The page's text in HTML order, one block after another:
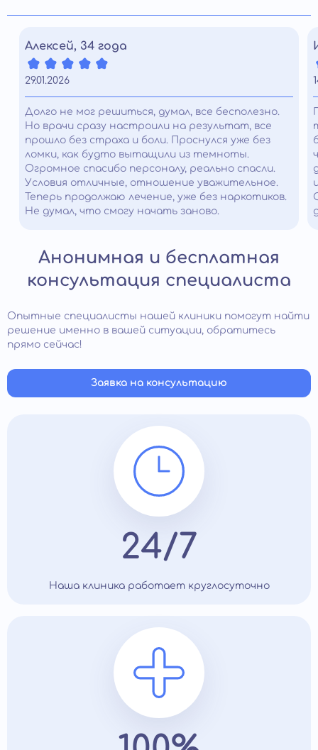
Алексей, 34 года
29.01.2026
Долго не мог решиться, думал, все бесполезно.
Но врачи сразу настроили на результат, все
прошло без страха и боли. Проснулся уже без
ломки, как будто вытащили из темноты.
Огромное спасибо персоналу, реально спасли.
Условия отличные, отношение уважительное.
Теперь продолжаю лечение, уже без наркотиков.
Не думал, что смогу начать заново.
Анонимная и бесплатная
консультация специалиста
Опытные специалисты нашей клиники помогут найти
решение именно в вашей ситуации, обратитесь
прямо сейчас!
Заявка на консультацию
24/7
Наша клиника работает круглосуточно